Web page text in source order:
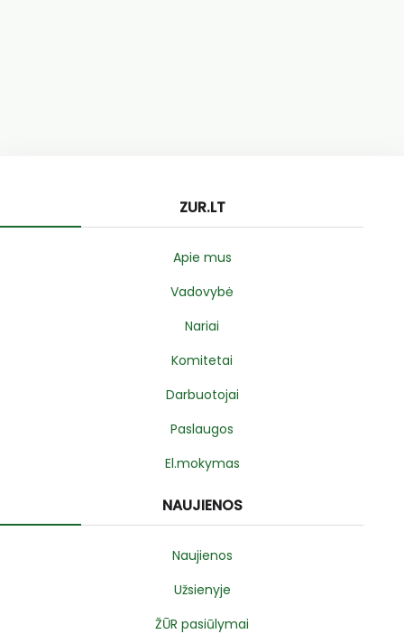
ZUR.LT
Apie mus
Vadovybė
Nariai
Komitetai
Darbuotojai
Paslaugos
El.mokymas
NAUJIENOS
Naujienos
Užsienyje
ŽŪR pasiūlymai